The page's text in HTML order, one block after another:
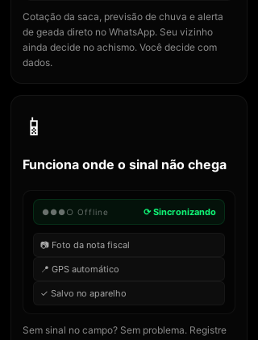
Cotação da saca, previsão de chuva e alerta
de geada direto no WhatsApp. Seu vizinho
ainda decide no achismo. Você decide com
dados.
📱
Funciona onde o sinal não chega
●●●○ Offline ⟳ Sincronizando
📷 Foto da nota fiscal
📍 GPS automático
✓ Salvo no aparelho
Sem sinal no campo? Sem problema. Registre